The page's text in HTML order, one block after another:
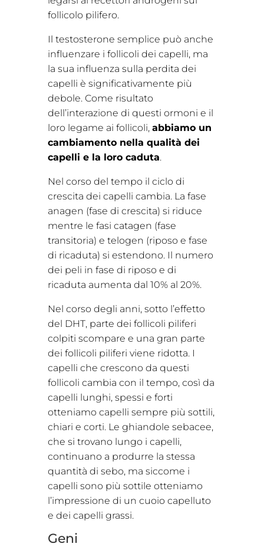
follicolo pilifero.
Il testosterone semplice può anche
influenzare i follicoli dei capelli, ma
la sua influenza sulla perdita dei
capelli è significativamente più
debole. Come risultato
dell’interazione di questi ormoni e il
loro legame ai follicoli, abbiamo un
cambiamento nella qualità dei
capelli e la loro caduta.
Nel corso del tempo il ciclo di
crescita dei capelli cambia. La fase
anagen (fase di crescita) si riduce
mentre le fasi catagen (fase
transitoria) e telogen (riposo e fase
di ricaduta) si estendono. Il numero
dei peli in fase di riposo e di
ricaduta aumenta dal 10% al 20%.
Nel corso degli anni, sotto l’effetto
del DHT, parte dei follicoli piliferi
colpiti scompare e una gran parte
dei follicoli piliferi viene ridotta. I
capelli che crescono da questi
follicoli cambia con il tempo, così da
capelli lunghi, spessi e forti
otteniamo capelli sempre più sottili,
chiari e corti. Le ghiandole sebacee,
che si trovano lungo i capelli,
continuano a produrre la stessa
quantità di sebo, ma siccome i
capelli sono più sottile otteniamo
l’impressione di un cuoio capelluto
e dei capelli grassi.
Geni